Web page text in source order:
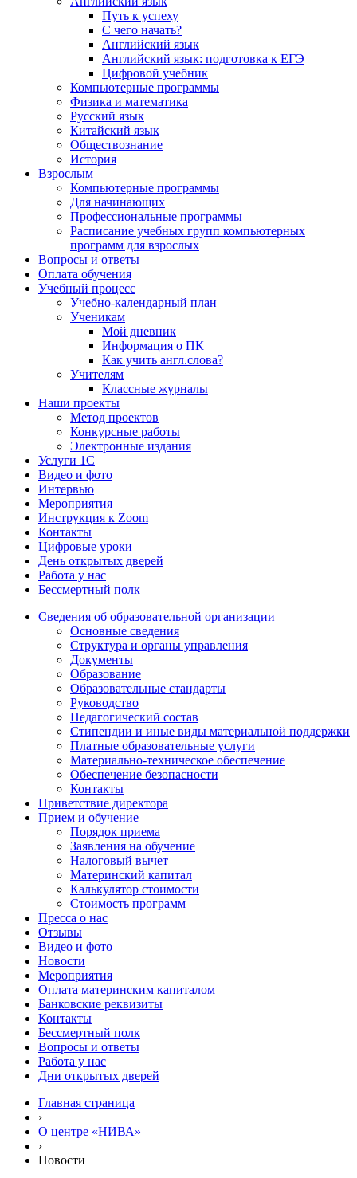
Путь к успеху
С чего начать?
Английский язык
Английский язык: подготовка к ЕГЭ
Цифровой учебник
Компьютерные программы
Физика и математика
Русский язык
Китайский язык
Обществознание
История
Взрослым
Компьютерные программы
Для начинающих
Профессиональные программы
Расписание учебных групп компьютерных
программ для взрослых
Вопросы и ответы
Оплата обучения
Учебный процесс
Учебно-календарный план
Ученикам
Мой дневник
Информация о ПК
Как учить англ.слова?
Учителям
Классные журналы
Наши проекты
Метод проектов
Конкурсные работы
Электронные издания
Услуги 1C
Видео и фото
Интервью
Мероприятия
Инструкция к Zoom
Контакты
Цифровые уроки
День открытых дверей
Работа у нас
Бессмертный полк
Сведения об образовательной организации
Основные сведения
Структура и органы управления
Документы
Образование
Образовательные стандарты
Руководство
Педагогический состав
Стипендии и иные виды материальной поддержки
Платные образовательные услуги
Материально-техническое обеспечение
Обеспечение безопасности
Контакты
Приветствие директора
Прием и обучение
Порядок приема
Заявления на обучение
Налоговый вычет
Материнский капитал
Калькулятор стоимости
Стоимость программ
Пресса о нас
Отзывы
Видео и фото
Новости
Мероприятия
Оплата материнским капиталом
Банковские реквизиты
Контакты
Бессмертный полк
Вопросы и ответы
Работа у нас
Дни открытых дверей
Главная страница
›
О центре «НИВА»
›
Новости